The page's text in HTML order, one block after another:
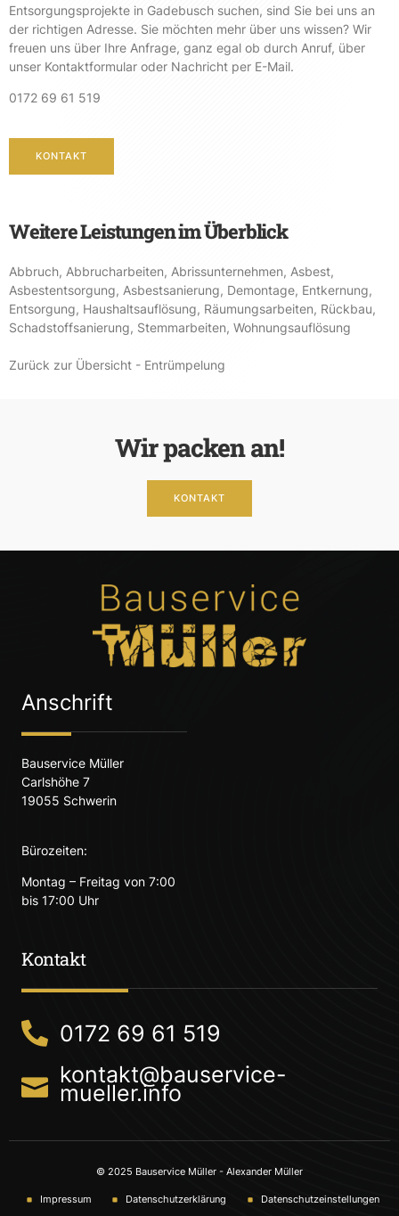
Entsorgungsprojekte in Gadebusch suchen, sind Sie bei uns an
der richtigen Adresse. Sie möchten mehr über uns wissen? Wir
freuen uns über Ihre Anfrage, ganz egal ob durch Anruf, über
unser Kontaktformular oder Nachricht per E-Mail.
0172 69 61 519
KONTAKT
Weitere Leistungen im Überblick
Abbruch, Abbrucharbeiten, Abrissunternehmen, Asbest,
Asbestentsorgung, Asbestsanierung, Demontage, Entkernung,
Entsorgung, Haushaltsauflösung, Räumungsarbeiten, Rückbau,
Schadstoffsanierung, Stemmarbeiten, Wohnungsauflösung
Zurück zur Übersicht - Entrümpelung
Wir packen an!
KONTAKT
Anschrift
Bauservice Müller
Carlshöhe 7
19055 Schwerin
Bürozeiten:
Montag – Freitag von 7:00
bis 17:00 Uhr
Kontakt
0172 69 61 519
kontakt@bauservice-
mueller.info
© 2025 Bauservice Müller - Alexander Müller
Impressum Datenschutzerklärung Datenschutzeinstellungen